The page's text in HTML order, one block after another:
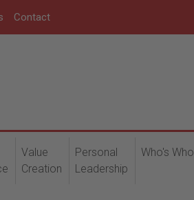
Contact
Value
Creation
Personal
Leadership
Who's Who